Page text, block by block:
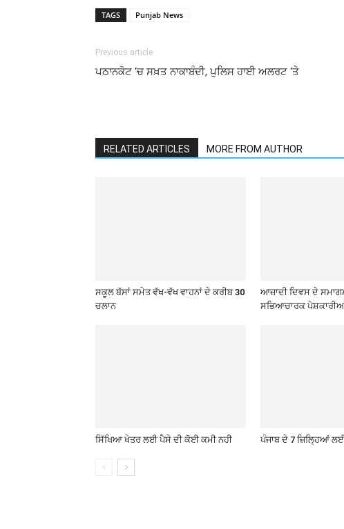
TAGS Punjab News
Previous article
ਪਠਾਨਕੋਟ ‘ਚ ਸਖ਼ਤ ਨਾਕਾਬੰਦੀ, ਪੁਲਿਸ ਹਾਈ ਅਲਰਟ ‘ਤੇ
RELATED ARTICLES MORE FROM AUTHOR
ਸਕੂਲ ਬੱਸਾਂ ਸਮੇਤ ਵੱਖ-ਵੱਖ ਵਾਹਨਾਂ ਦੇ ਕਰੀਬ 30
ਚਲਾਨ
ਆਜ਼ਾਦੀ ਦਿਵਸ ਦੇ
ਸਭਿਆਚਾਰਕ
ਸਿੱਖਿਆ ਖੇਤਰ ਲਈ ਪੈਸੇ ਦੀ ਕੋਈ ਕਮੀ ਨਹੀ ਪੰਜਾਬ ਦੇ 7 ਜ਼ਿਲ੍ਹਿਆਂ